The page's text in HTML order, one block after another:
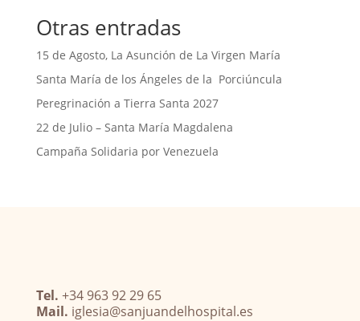
Otras entradas
15 de Agosto, La Asunción de La Virgen María
Santa María de los Ángeles de la Porciúncula
Peregrinación a Tierra Santa 2027
22 de Julio – Santa María Magdalena
Campaña Solidaria por Venezuela
Tel. +34 963 92 29 65
Mail. iglesia@sanjuandelhospital.es